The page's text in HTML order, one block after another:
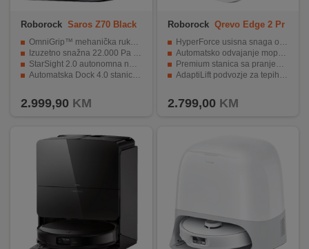
INTERNO
NALOG
Roborock Saros Z70 Black
OmniGrip™ mehanička ruka za uklanjanje objekata s poda
Izuzetno snažna 22.000 Pa usisna snaga
StarSight 2.0 autonomna navigacija s kamerama
Automatska Dock 4.0 stanica s pranjem i sušenjem mopova
2.999,90 KM
Roborock Qrevo Edge 2 Pr
HyperForce usisna snaga od 25.000 Pa
Automatsko odvajanje mopova za suhe tepihe
Premium stanica sa pranjem na 100°C
AdaptiLift podvozje za tepihe i pragove
2.799,00 KM